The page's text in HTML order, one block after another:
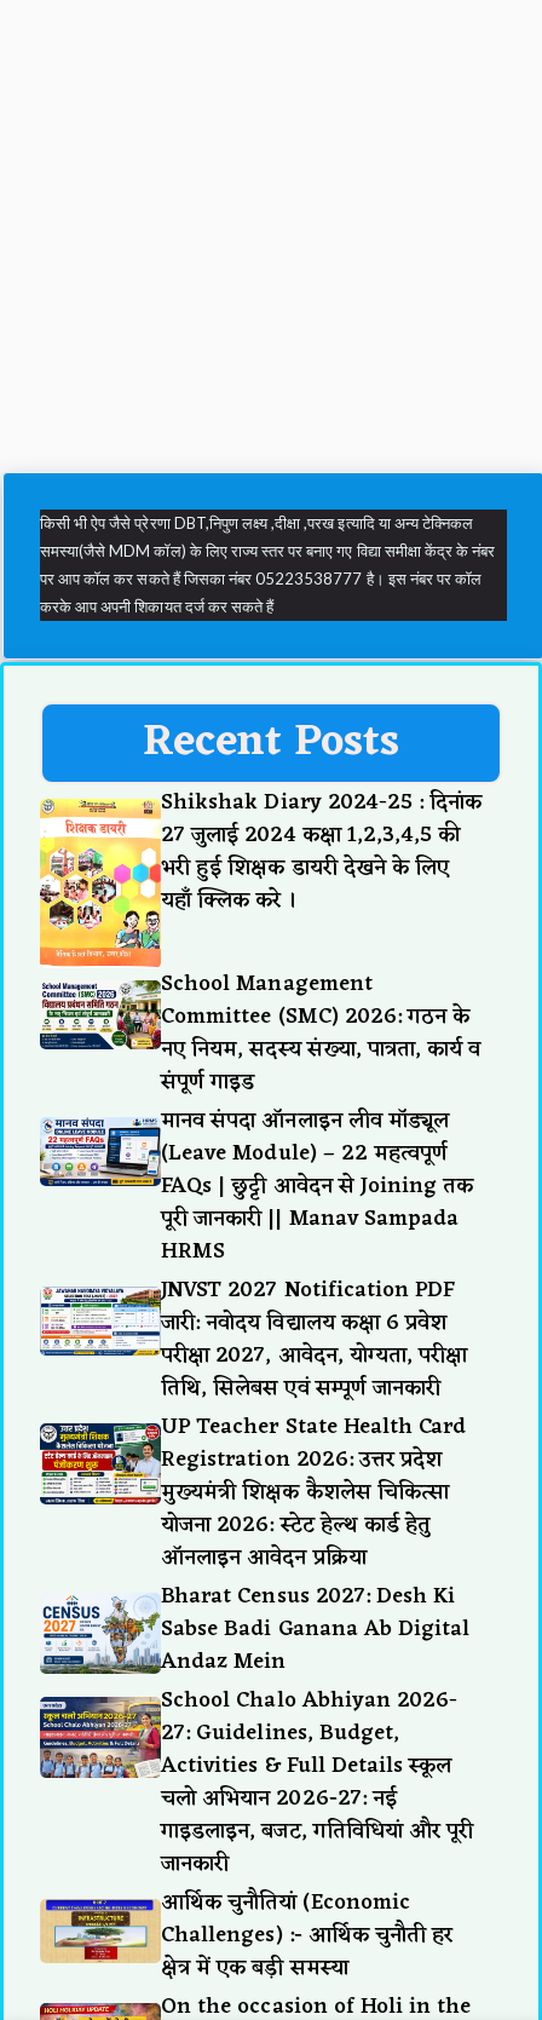
किसी भी ऐप जैसे प्रेरणा DBT,निपुण लक्ष्य ,दीक्षा ,परख इत्यादि या अन्य टेक्निकल
समस्या(जैसे MDM कॉल) के लिए राज्य स्तर पर बनाए गए विद्या समीक्षा केंद्र के नंबर
पर आप कॉल कर सकते हैं जिसका नंबर 05223538777 है। इस नंबर पर कॉल
करके आप अपनी शिकायत दर्ज कर सकते हैं
Recent Posts
Shikshak Diary 2024-25 : दिनांक
27 जुलाई 2024 कक्षा 1,2,3,4,5 की
भरी हुई शिक्षक डायरी देखने के लिए
यहाँ क्लिक करे ।
School Management
Committee (SMC) 2026: गठन के
नए नियम, सदस्य संख्या, पात्रता, कार्य व
संपूर्ण गाइड
मानव संपदा ऑनलाइन लीव मॉड्यूल
(Leave Module) – 22 महत्वपूर्ण
FAQs | छुट्टी आवेदन से Joining तक
पूरी जानकारी || Manav Sampada
HRMS
JNVST 2027 Notification PDF
जारी: नवोदय विद्यालय कक्षा 6 प्रवेश
परीक्षा 2027, आवेदन, योग्यता, परीक्षा
तिथि, सिलेबस एवं सम्पूर्ण जानकारी
UP Teacher State Health Card
Registration 2026: उत्तर प्रदेश
मुख्यमंत्री शिक्षक कैशलेस चिकित्सा
योजना 2026: स्टेट हेल्थ कार्ड हेतु
ऑनलाइन आवेदन प्रक्रिया
Bharat Census 2027: Desh Ki
Sabse Badi Ganana Ab Digital
Andaz Mein
School Chalo Abhiyan 2026-
27: Guidelines, Budget,
Activities & Full Details स्कूल
चलो अभियान 2026-27: नई
गाइडलाइन, बजट, गतिविधियां और पूरी
जानकारी
आर्थिक चुनौतियां (Economic
Challenges) :- आर्थिक चुनौती हर
क्षेत्र में एक बड़ी समस्या
On the occasion of Holi in the